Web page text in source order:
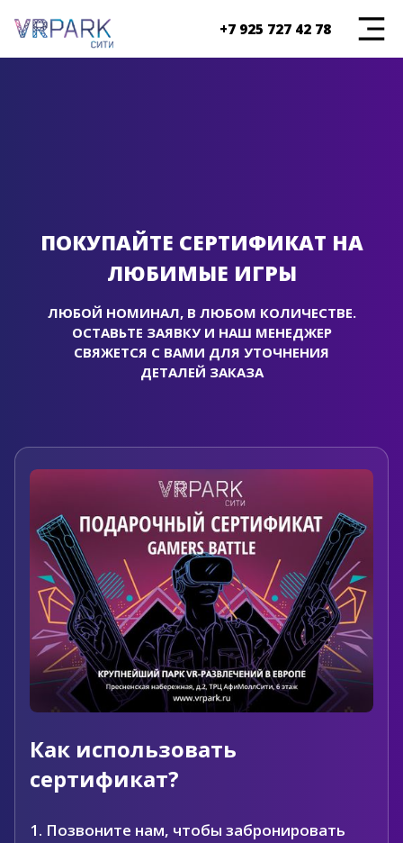
+7 925 727 42 78
ПОКУПАЙТЕ СЕРТИФИКАТ НА
ЛЮБИМЫЕ ИГРЫ
ЛЮБОЙ НОМИНАЛ, В ЛЮБОМ КОЛИЧЕСТВЕ.
ОСТАВЬТЕ ЗАЯВКУ И НАШ МЕНЕДЖЕР
СВЯЖЕТСЯ С ВАМИ ДЛЯ УТОЧНЕНИЯ
ДЕТАЛЕЙ ЗАКАЗА
Как использовать
сертификат?
1. Позвоните нам, чтобы забронировать